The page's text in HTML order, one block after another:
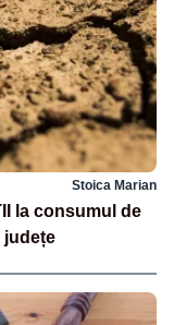
Stoica Marian
la consumul de
județe